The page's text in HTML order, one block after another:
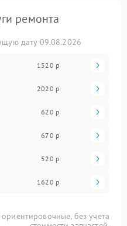
ремонта
дату 09.08.2026
1520 р
2020 р
620 р
670 р
520 р
1620 р
без учета